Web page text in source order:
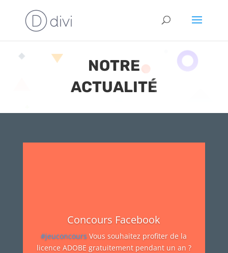
NOTRE
ACTUALITÉ
Concours Facebook
#jeuconcours Vous souhaitez profiter de la
licence ADOBE gratuitement pendant un an ?